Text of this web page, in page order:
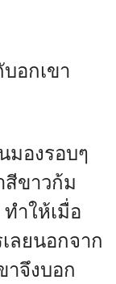
อกเขา
มองรอบๆ
สีขาวก้ม
ำให้เมื่อ
ลยนอกจาก
าจึงบอก